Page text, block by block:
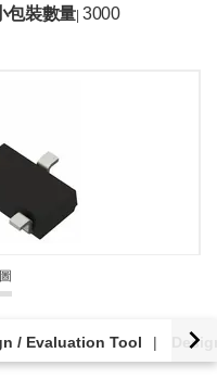
包裝數量 |3000
/ Evaluation Tool